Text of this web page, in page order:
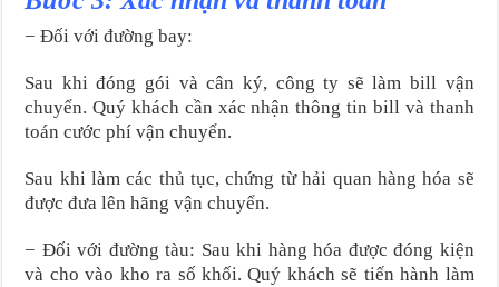
− Đối với đường bay:
Sau khi đóng gói và cân ký, công ty sẽ làm bill vận
chuyển. Quý khách cần xác nhận thông tin bill và thanh
toán cước phí vận chuyển.
Sau khi làm các thủ tục, chứng từ hải quan hàng hóa sẽ
được đưa lên hãng vận chuyển.
− Đối với đường tàu: Sau khi hàng hóa được đóng kiện
và cho vào kho ra số khối. Quý khách sẽ tiến hành làm